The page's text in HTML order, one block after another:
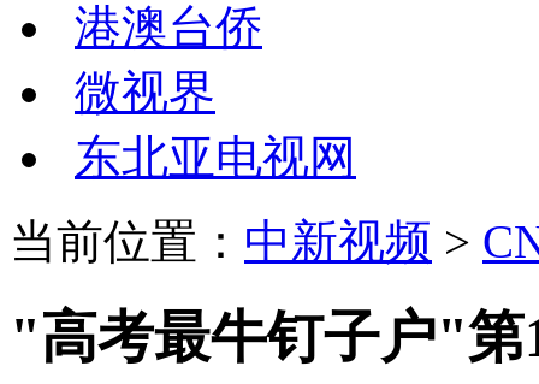
港澳台侨
微视界
东北亚电视网
当前位置： 中新视频 >
"高考最牛钉子户"第